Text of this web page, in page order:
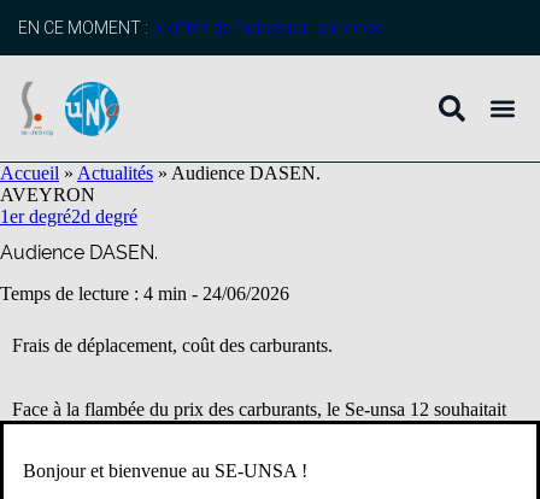
principal
EN CE MOMENT : profitez de l’adhésion anticipée
Accueil » Actualités » Audience DASEN.
AVEYRON
1er degré2d degré
Audience DASEN.
Temps de lecture : 4 min - 24/06/2026
Frais de déplacement, coût des carburants.
Face à la flambée du prix des carburants, le Se-unsa 12 souhaitait
faire un point sur la prise en charge des déplacements dans
fin juin…On a vu mieux en termes de délais, mais Mme la Dasen
Bonjour et bienvenue au SE-UNSA !